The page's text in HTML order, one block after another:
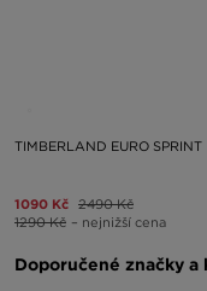
TIMBERLAND EURO SPRINT
1090 Kč 2490 Kč
1290 Kč – nejnižší cena
Doporučené značky a